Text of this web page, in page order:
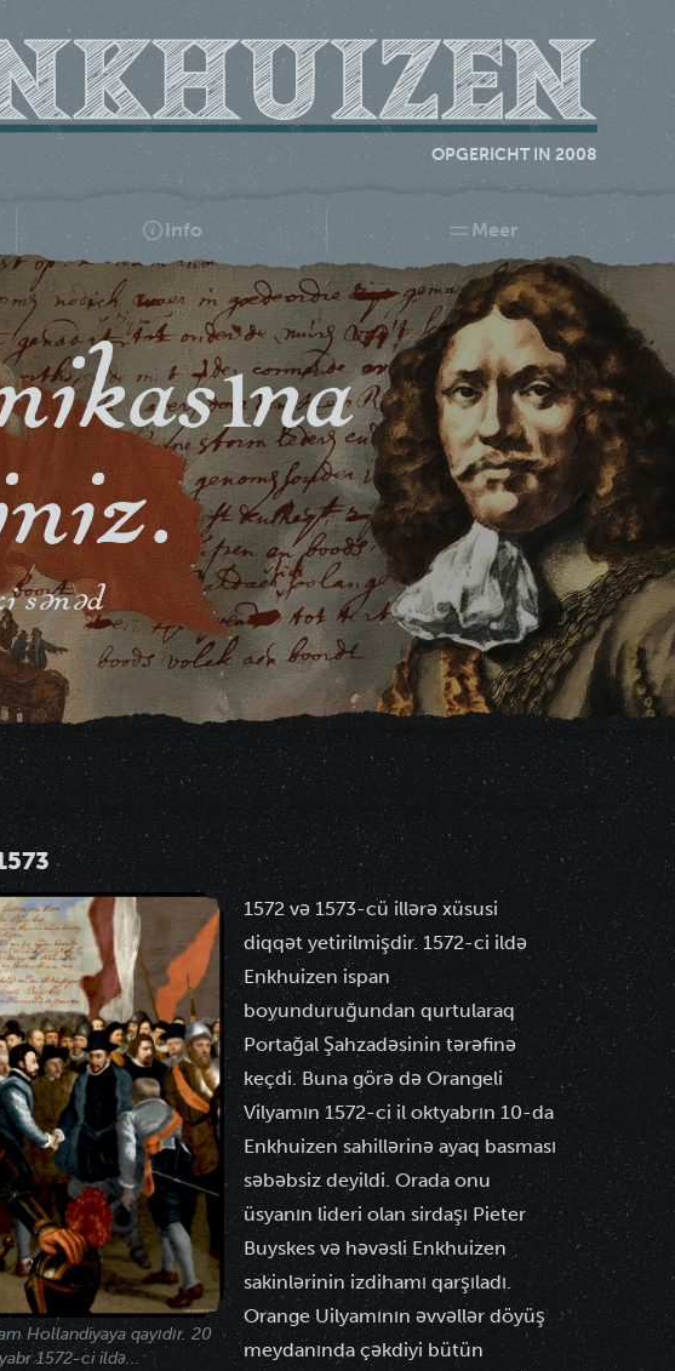
OPGERICHT IN 2008
Info Meer
sənəd
Hollandiyaya qayıdır. 20
1572-ci ildə...
1572 və 1573-cü illərə xüsusi
diqqət yetirilmişdir. 1572-ci ildə
Enkhuizen ispan
boyunduruğundan qurtularaq
Portağal Şahzadəsinin tərəfinə
keçdi. Buna görə də Orangeli
Vilyamın 1572-ci il oktyabrın 10-da
Enkhuizen sahillərinə ayaq basması
səbəbsiz deyildi. Orada onu
üsyanın lideri olan sirdaşı Pieter
Buyskes və həvəsli Enkhuizen
sakinlərinin izdihamı qarşıladı.
Orange Uilyamının əvvəllər döyüş
meydanında çəkdiyi bütün